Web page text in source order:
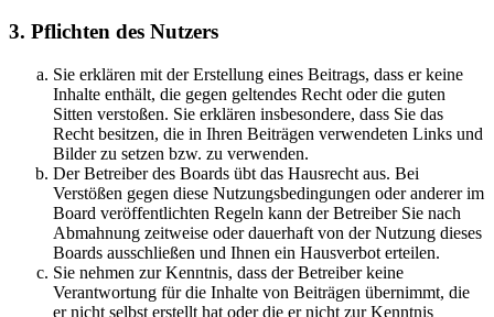
3. Pflichten des Nutzers
Sie erklären mit der Erstellung eines Beitrags, dass er keine
Inhalte enthält, die gegen geltendes Recht oder die guten
Sitten verstoßen. Sie erklären insbesondere, dass Sie das
Recht besitzen, die in Ihren Beiträgen verwendeten Links und
Bilder zu setzen bzw. zu verwenden.
Der Betreiber des Boards übt das Hausrecht aus. Bei
Verstößen gegen diese Nutzungsbedingungen oder anderer im
Board veröffentlichten Regeln kann der Betreiber Sie nach
Abmahnung zeitweise oder dauerhaft von der Nutzung dieses
Boards ausschließen und Ihnen ein Hausverbot erteilen.
Sie nehmen zur Kenntnis, dass der Betreiber keine
Verantwortung für die Inhalte von Beiträgen übernimmt, die
er nicht selbst erstellt hat oder die er nicht zur Kenntnis